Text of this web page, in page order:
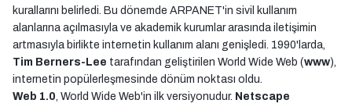
kurallarını belirledi. Bu dönemde ARPANET'in sivil kullanım
alanlarına açılmasıyla ve akademik kurumlar arasında iletişimin
artmasıyla birlikte internetin kullanım alanı genişledi. 1990'larda,
Tim Berners-Lee tarafından geliştirilen World Wide Web (www),
internetin popülerleşmesinde dönüm noktası oldu.
Web 1.0, World Wide Web'in ilk versiyonudur. Netscape